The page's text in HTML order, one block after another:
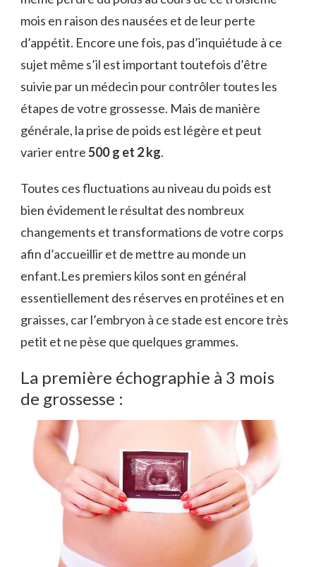
mois en raison des nausées et de leur perte
d’appétit. Encore une fois, pas d’inquiétude à ce
sujet même s’il est important toutefois d’être
suivie par un médecin pour contrôler toutes les
étapes de votre grossesse. Mais de manière
générale, la prise de poids est légère et peut
varier entre500 g et 2 kg.
Toutes ces fluctuations au niveau du poids est
bien évidement le résultat des nombreux
changements et transformations de votre corps
afin d’accueillir et de mettre au monde un
enfant.Les premiers kilos sont en général
essentiellement des réserves en protéines et en
graisses, car l’embryon à ce stade est encore très
petit et ne pèse que quelques grammes.
La première échographie à 3 mois
de grossesse :